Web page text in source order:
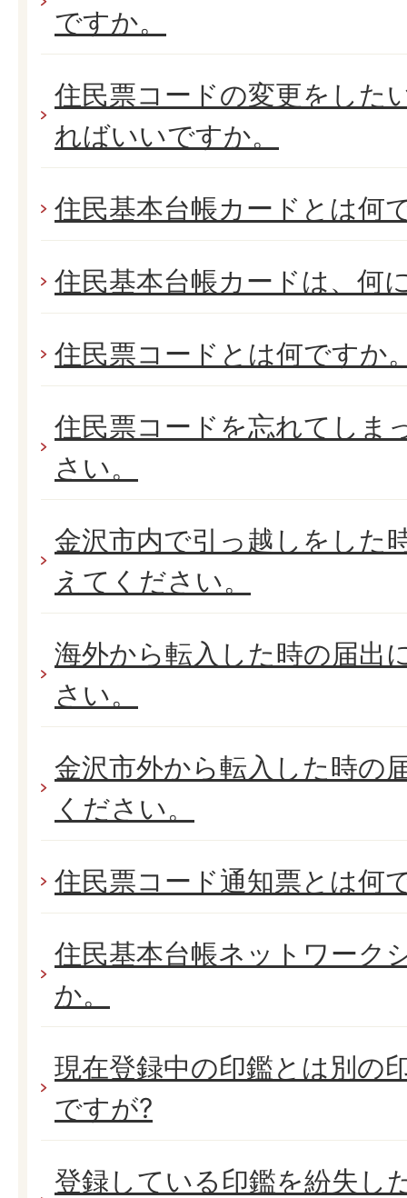
ですか。
住民票コードの変更をした
ればいいですか。
住民基本台帳カードとは何
住民基本台帳カードは、何
住民票コードとは何ですか
住民票コードを忘れてしま
さい。
金沢市内で引っ越しをした
えてください。
海外から転入した時の届出
さい。
金沢市外から転入した時の
ください。
住民票コード通知票とは何
住民基本台帳ネットワーク
か。
現在登録中の印鑑とは別の
ですが?
登録している印鑑を紛失し